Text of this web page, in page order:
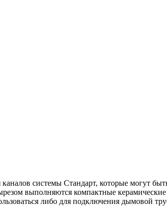
системы Стандарт, которые могут
выполняются компактные
либо для подключения дымовой